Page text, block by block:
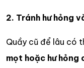
2. Tránh hư hỏng
Quầy cũ để lâu có
mọt hoặc hư hỏng